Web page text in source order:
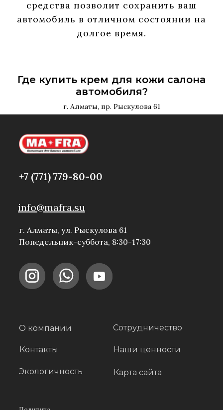
средства позволит сохранить ваш
автомобиль в отличном состоянии на
долгое время.
Где купить крем для кожи салона
автомобиля?
г. Алматы, пр. Рыскулова 61
О компании Сотрудничество
Контакты
Экологичность
Наши ценности
+7 (771) 779-80-00
info@mafra.su
г. Алматы, ул. Рыскулова 61
Понедельник-суббота, 8:30-17:30
Карта сайта